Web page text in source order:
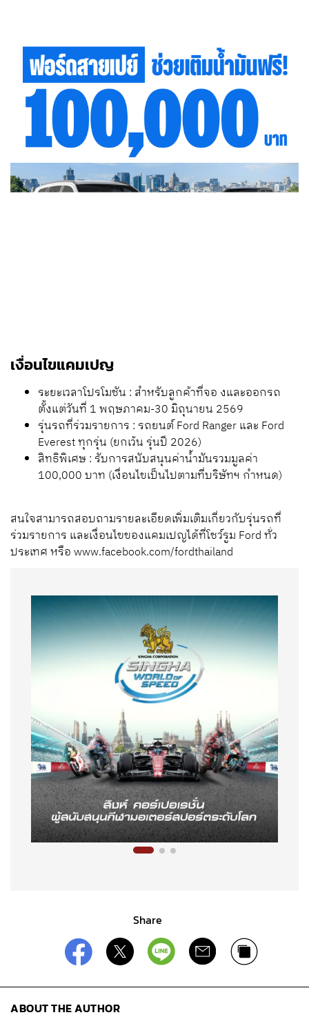
เงื่อนไขแคมเปญ
ระยะเวลาโปรโมชัน : สำหรับลูกค้าที่จอ งและออกรถ
ตั้งแต่วันที่ 1 พฤษภาคม-30 มิถุนายน 2569
รุ่นรถที่ร่วมรายการ : รถยนต์ Ford Ranger และ Ford
Everest ทุกรุ่น (ยกเว้น รุ่นปี 2026)
สิทธิพิเศษ : รับการสนับสนุนค่าน้ำมันรวมมูลค่า
100,000 บาท (เงื่อนไขเป็นไปตามที่บริษัทฯ กำหนด)
สนใจสามารถสอบถามรายละเอียดเพิ่มเติมเกี่ยวกับรุ่นรถที่
ร่วมรายการ และเงื่อนไขของแคมเปญได้ที่โชว์รูม Ford ทั่ว
ประเทศ หรือ www.facebook.com/fordthailand
Share
ABOUT THE AUTHOR